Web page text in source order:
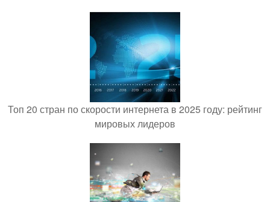
Топ 20 стран по скорости интернета в 2025 году: рейтинг
мировых лидеров